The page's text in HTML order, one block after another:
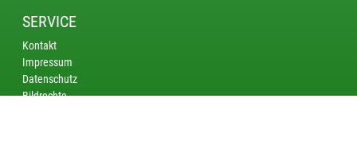
SERVICE
Kontakt
Impressum
Datenschutz
Bildrechte